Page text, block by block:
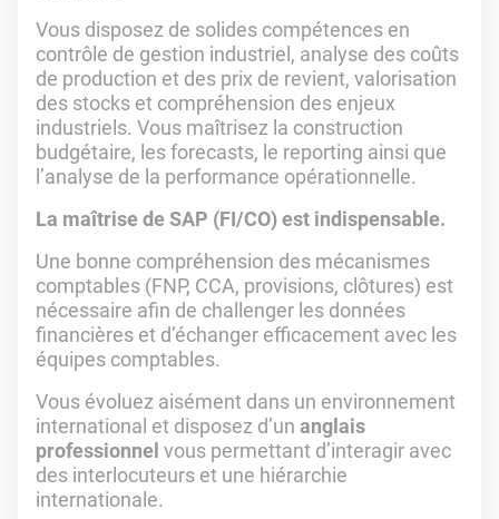
Vous disposez de solides compétences en
contrôle de gestion industriel, analyse des coûts
de production et des prix de revient, valorisation
des stocks et compréhension des enjeux
industriels. Vous maîtrisez la construction
budgétaire, les forecasts, le reporting ainsi que
l’analyse de la performance opérationnelle.
La maîtrise de SAP (FI/CO) est indispensable.
Une bonne compréhension des mécanismes
comptables (FNP, CCA, provisions, clôtures) est
nécessaire afin de challenger les données
financières et d’échanger efficacement avec les
équipes comptables.
Vous évoluez aisément dans un environnement
international et disposez d’un anglais
professionnel vous permettant d’interagir avec
des interlocuteurs et une hiérarchie
internationale.